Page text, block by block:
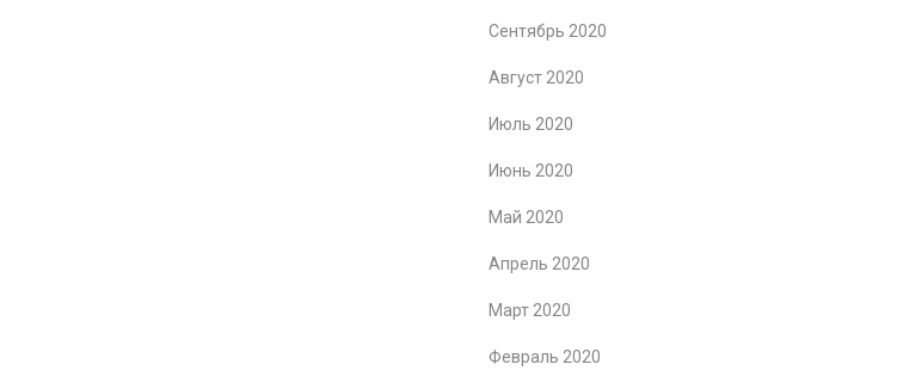
Сентябрь 2020
Август 2020
Июль 2020
Июнь 2020
Май 2020
Апрель 2020
Март 2020
Февраль 2020